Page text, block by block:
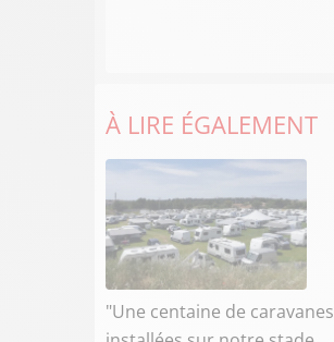
À LIRE ÉGALEMENT
"Une centaine de caravanes